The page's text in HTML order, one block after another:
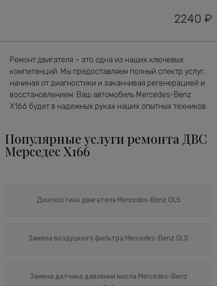
2240 ₽
Ремонт двигателя – это одна из наших ключевых
компетенций. Мы предоставляем полный спектр услуг,
начиная от диагностики и заканчивая регенерацией и
восстановлением. Ваш автомобиль Mercedes-Benz
X166 будет в надежных руках наших опытных техников.
Популярные услуги ремонта ДВС
Мерседес X166
Диагностика двигателя Mercedes-Benz GLS
Замена воздушного фильтра Mercedes-Benz GLS
Замена датчика давления масла Mercedes-Benz